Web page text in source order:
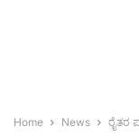
Home News ರೈತರ